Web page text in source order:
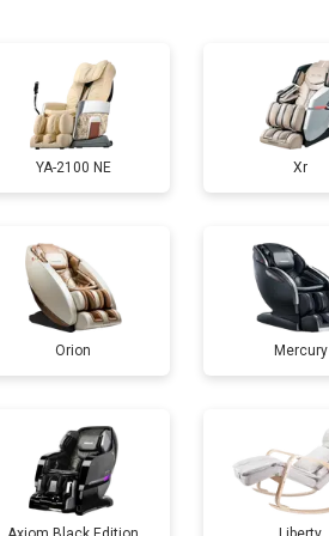
3300 ₽ Заказать
4400 ₽ Заказать
6200 ₽ Заказать
3500 ₽ Заказать
4100 ₽
3700 ₽ Заказать
YA-2100 NE Xr
Orion Mercury